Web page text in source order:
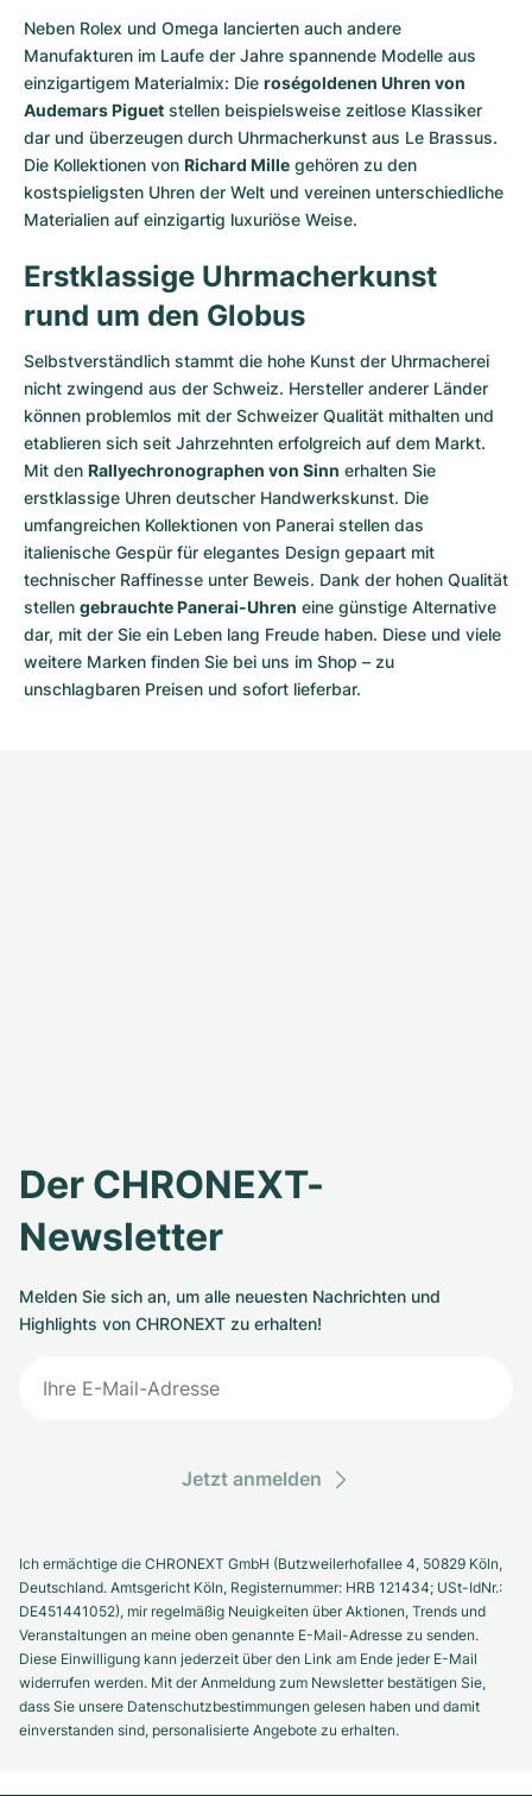
Neben Rolex und Omega lancierten auch andere
Manufakturen im Laufe der Jahre spannende Modelle aus
einzigartigem Materialmix: Die roségoldenen Uhren von
Audemars Piguet stellen beispielsweise zeitlose Klassiker
dar und überzeugen durch Uhrmacherkunst aus Le Brassus.
Die Kollektionen von Richard Mille gehören zu den
kostspieligsten Uhren der Welt und vereinen unterschiedliche
Materialien auf einzigartig luxuriöse Weise.
Erstklassige Uhrmacherkunst
rund um den Globus
Selbstverständlich stammt die hohe Kunst der Uhrmacherei
nicht zwingend aus der Schweiz. Hersteller anderer Länder
können problemlos mit der Schweizer Qualität mithalten und
etablieren sich seit Jahrzehnten erfolgreich auf dem Markt.
Mit den Rallyechronographen von Sinn erhalten Sie
erstklassige Uhren deutscher Handwerkskunst. Die
umfangreichen Kollektionen von Panerai stellen das
italienische Gespür für elegantes Design gepaart mit
technischer Raffinesse unter Beweis. Dank der hohen Qualität
stellen gebrauchte Panerai-Uhren eine günstige Alternative
dar, mit der Sie ein Leben lang Freude haben. Diese und viele
weitere Marken finden Sie bei uns im Shop – zu
unschlagbaren Preisen und sofort lieferbar.
Der CHRONEXT-
Newsletter
Melden Sie sich an, um alle neuesten Nachrichten und
Highlights von CHRONEXT zu erhalten!
Jetzt anmelden
Ich ermächtige die CHRONEXT GmbH (Butzweilerhofallee 4, 50829 Köln,
Deutschland. Amtsgericht Köln, Registernummer: HRB 121434; USt-IdNr.:
DE451441052), mir regelmäßig Neuigkeiten über Aktionen, Trends und
Veranstaltungen an meine oben genannte E-Mail-Adresse zu senden.
Diese Einwilligung kann jederzeit über den Link am Ende jeder E-Mail
widerrufen werden. Mit der Anmeldung zum Newsletter bestätigen Sie,
dass Sie unsere Datenschutzbestimmungen gelesen haben und damit
einverstanden sind, personalisierte Angebote zu erhalten.